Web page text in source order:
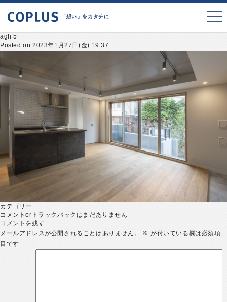
「想い」をカタチに
agh 5
Posted on 2023年1月27日(金) 19:37
カテゴリー:
コメントorトラックバックはまだありません
コメントを残す
メールアドレスが公開されることはありません。
※ が付いている欄は必須項
目です